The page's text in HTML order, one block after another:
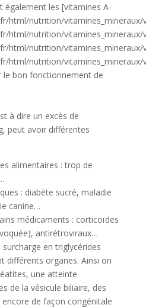
également les [vitamines A-
html/nutrition/vitamines_mineraux/
html/nutrition/vitamines_mineraux/
html/nutrition/vitamines_mineraux/
html/nutrition/vitamines_mineraux/
le bon fonctionnement de
à dire un excès de
peut avoir différentes
alimentaires : trop de
: diabète sucré, maladie
canine…
médicaments : corticoïdes
antirétroviraux…
surcharge en triglycérides
différents organes. Ainsi on
une atteinte
de la vésicule biliaire, des
de façon congénitale